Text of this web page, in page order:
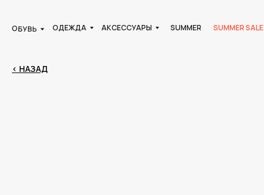
SUMMER SALE
SUMMER
ОБУВЬ ОДЕЖДА АКСЕССУАРЫ
< НАЗАД